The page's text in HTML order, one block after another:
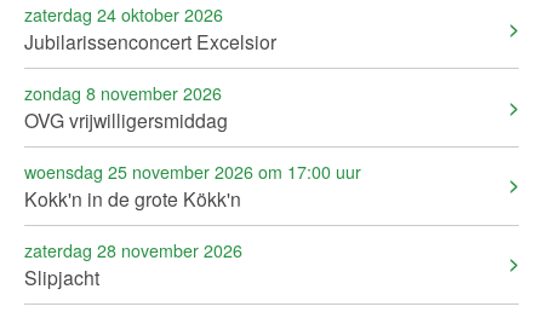
zaterdag 24 oktober 2026
Jubilarissenconcert Excelsior
zondag 8 november 2026
OVG vrijwilligersmiddag
woensdag 25 november 2026 om 17:00 uur
Kokk'n in de grote Kökk'n
zaterdag 28 november 2026
Slipjacht